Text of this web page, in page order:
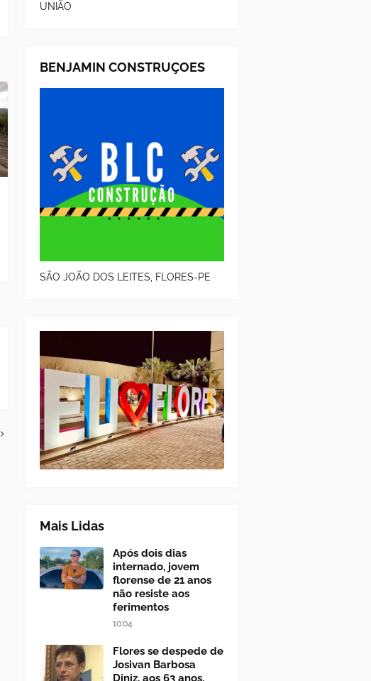
UNIÃO
BENJAMIN CONSTRUÇOES
SÃO JOÃO DOS LEITES, FLORES-PE
Mais Lidas
Após dois dias
internado, jovem
florense de 21 anos
não resiste aos
ferimentos
10:04
Flores se despede de
Josivan Barbosa
Diniz, aos 63 anos,